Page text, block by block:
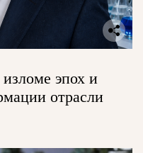
эпох и
отрасли